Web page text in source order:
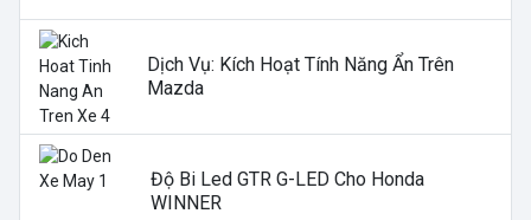
Dịch Vụ: Kích Hoạt Tính Năng Ẩn Trên
Mazda
Độ Bi Led GTR G-LED Cho Honda
WINNER